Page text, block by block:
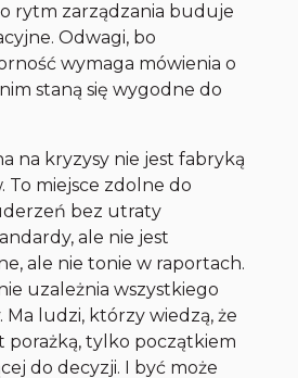
rytm zarządzania buduje
Odwagi, bo
wymaga mówienia o
staną się wygodne do
na kryzysy nie jest fabryką
To miejsce zdolne do
bez utraty
ale nie jest
ale nie tonie w raportach.
uzależnia wszystkiego
Ma ludzi, którzy wiedzą, że
porażką, tylko początkiem
do decyzji. I być może